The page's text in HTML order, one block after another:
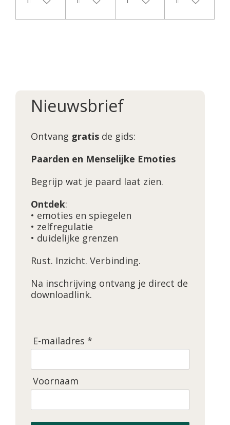
Nieuwsbrief
Ontvang gratis de gids:
Paarden en Menselijke Emoties
Begrijp wat je paard laat zien.
Ontdek:
• emoties en spiegelen
• zelfregulatie
• duidelijke grenzen
Rust. Inzicht. Verbinding.
Na inschrijving ontvang je direct de
downloadlink.
E-mailadres *
Voornaam